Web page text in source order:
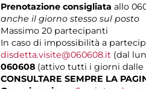
Prenotazione consigliata allo
anche il giorno stesso sul posto
Massimo 20 partecipanti
In caso di impossibilità a
disdetta.visite@060608.it (dal
060608 (attivo tutti i giorni dalle
CONSULTARE SEMPRE LA